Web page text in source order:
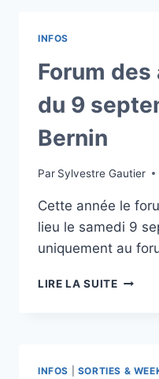
INFOS
Forum
du 9
Bernin
Par Sylvestre Gautier
Cette année le
lieu le samedi 9
uniquement au
LIRE LA SUITE FORUM
INFOS SORTIES &